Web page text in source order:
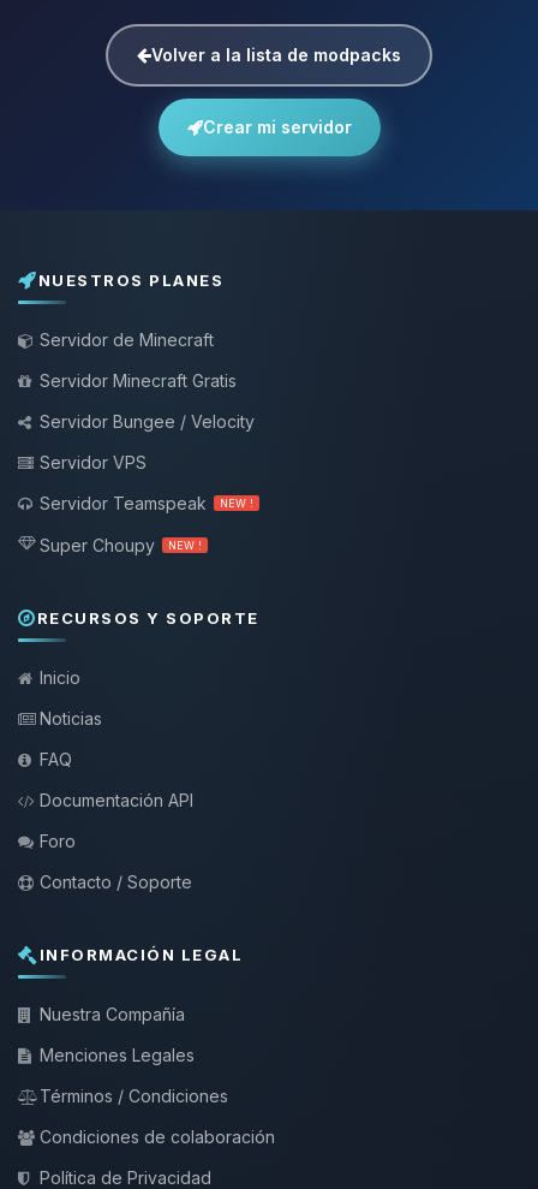
Volver a la lista de modpacks
Crear mi servidor
NUESTROS PLANES
Servidor de Minecraft
Servidor Minecraft Gratis
Servidor Bungee / Velocity
Servidor VPS
Servidor Teamspeak
NEW !
Super Choupy NEW !
RECURSOS Y SOPORTE
Inicio
Noticias
FAQ
Documentación API
Foro
Contacto / Soporte
INFORMACIÓN LEGAL
Nuestra Compañía
Menciones Legales
Términos / Condiciones
Condiciones de colaboración
Política de Privacidad